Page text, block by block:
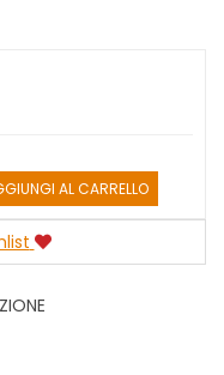
AL CARRELLO